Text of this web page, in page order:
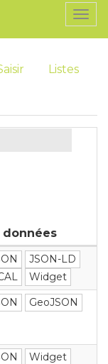
Listes
données
JSON-LD
Widget
GeoJSON
Widget